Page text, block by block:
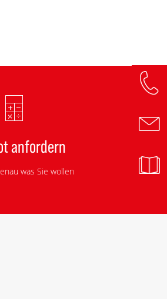
anfordern
was Sie wollen